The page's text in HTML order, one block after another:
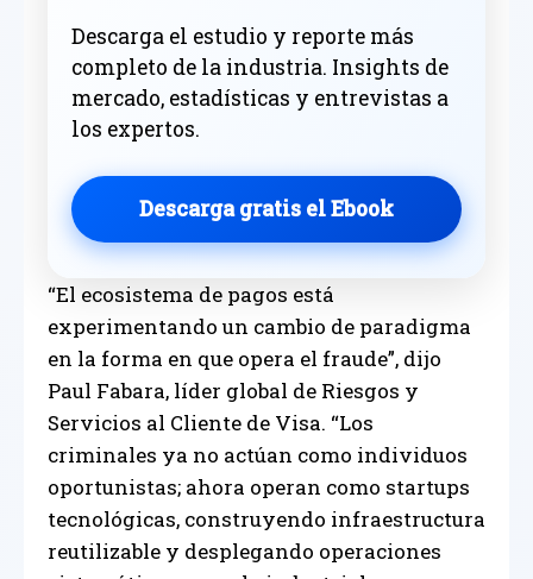
Descarga el estudio y reporte más
completo de la industria. Insights de
mercado, estadísticas y entrevistas a
los expertos.
Descarga gratis el Ebook
“El ecosistema de pagos está
experimentando un cambio de paradigma
en la forma en que opera el fraude”, dijo
Paul Fabara, líder global de Riesgos y
Servicios al Cliente de Visa. “Los
criminales ya no actúan como individuos
oportunistas; ahora operan como startups
tecnológicas, construyendo infraestructura
reutilizable y desplegando operaciones